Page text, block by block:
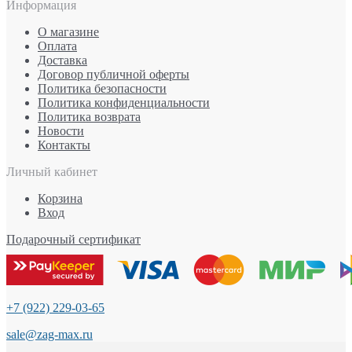
Информация
О магазине
Оплата
Доставка
Договор публичной оферты
Политика безопасности
Политика конфиденциальности
Политика возврата
Новости
Контакты
Личный кабинет
Корзина
Вход
Подарочный сертификат
+7 (922) 229-03-65
sale@zag-max.ru